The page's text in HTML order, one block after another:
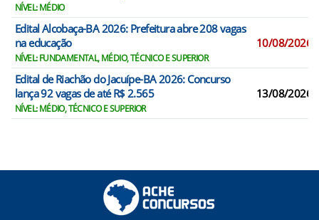
NÍVEL: MÉDIO
Edital Alcobaça-BA 2026: Prefeitura abre 208 vagas
na educação
NÍVEL: FUNDAMENTAL, MÉDIO, TÉCNICO E SUPERIOR
10/08/2026
Edital de Riachão do Jacuípe-BA 2026: Concurso
lança 92 vagas de até R$ 2.565
NÍVEL: MÉDIO, TÉCNICO E SUPERIOR
13/08/2026